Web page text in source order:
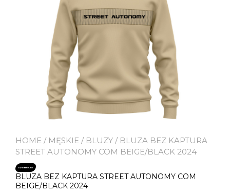
HOME / MĘSKIE / BLUZY / BLUZA BEZ KAPTURA
STREET AUTONOMY COM BEIGE/BLACK 2024
PROMOCJA!
BLUZA BEZ KAPTURA STREET AUTONOMY COM
BEIGE/BLACK 2024